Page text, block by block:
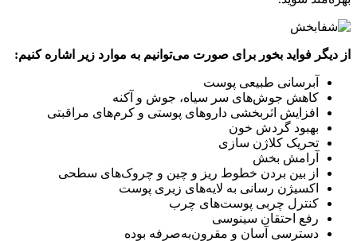
از دیگر فواید بخور برای صورت می‌توانیم به موارد زیر اشاره کنیم:
آبرسانی طبیعی پوست
کاهش جوش‌های سر سیاه، جوش و آکنه
افزایش اثربخشی داروهای پوستی و کرم‌های مراقبتی
بهبود گردش خون
تحریک کلاژن سازی
آرامش بخش
از بین بردن خطوط ریز و چین و چروک‌های سطحی
اکسیژن رسانی به لایه‌های زیری پوست
کنترل چربی پوست‌های چرب
رفع احتقان سینوسی
دسترسی آسان و مقرون‌به‌صرفه بوده